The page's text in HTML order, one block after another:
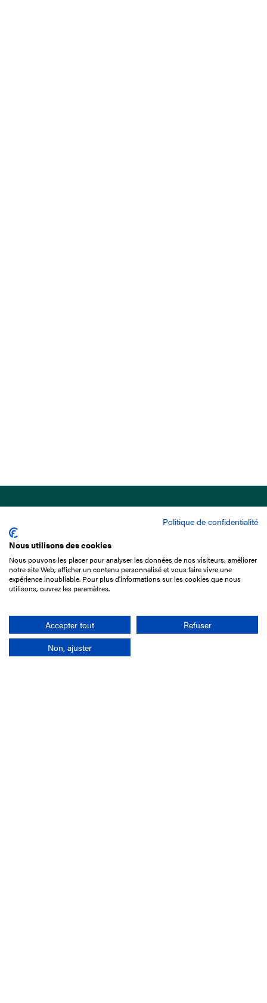
15 Boulevard de Douaumont
75017 Paris
01 49 10 20 29
Rechercher
Politique de confidentialité
Nous utilisons des cookies
Nous pouvons les placer pour analyser les données de nos visiteurs, améliorer
notre site Web, afficher un contenu personnalisé et vous faire vivre une
expérience inoubliable. Pour plus d'informations sur les cookies que nous
utilisons, ouvrez les paramètres.
Accepter tout
Refuser
Non, ajuster